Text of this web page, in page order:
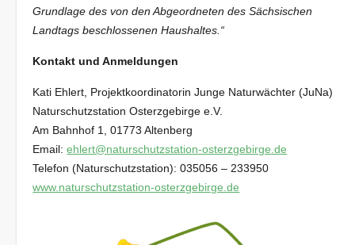
Grundlage des von den Abgeordneten des Sächsischen
Landtags beschlossenen Haushaltes.“
Kontakt und Anmeldungen
Kati Ehlert, Projektkoordinatorin Junge Naturwächter (JuNa)
Naturschutzstation Osterzgebirge e.V.
Am Bahnhof 1, 01773 Altenberg
Email:ehlert@naturschutzstation-osterzgebirge.de
Telefon (Naturschutzstation): 035056 – 233950
www.naturschutzstation-osterzgebirge.de